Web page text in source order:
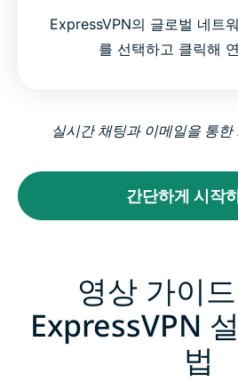
ExpressVPN의 글로벌 네트
를 선택하고 클릭해
실시간 채팅과 이메일을 통
간단하게 시작
영상 가이
ExpressVPN
법